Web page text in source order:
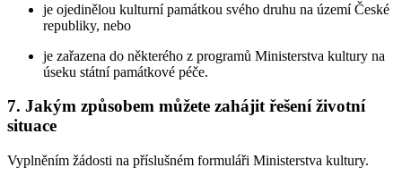
je ojedinělou kulturní památkou svého druhu na území České
republiky, nebo
je zařazena do některého z programů Ministerstva kultury na
úseku státní památkové péče.
7. Jakým způsobem můžete zahájit řešení životní
situace
Vyplněním žádosti na příslušném formuláři Ministerstva kultury.